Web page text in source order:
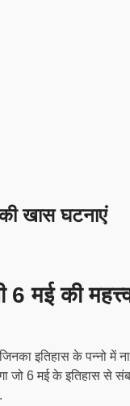
खास घटनाएं
मई की
इतिहास के पन्नो में
जो 6 मई के इतिहास से